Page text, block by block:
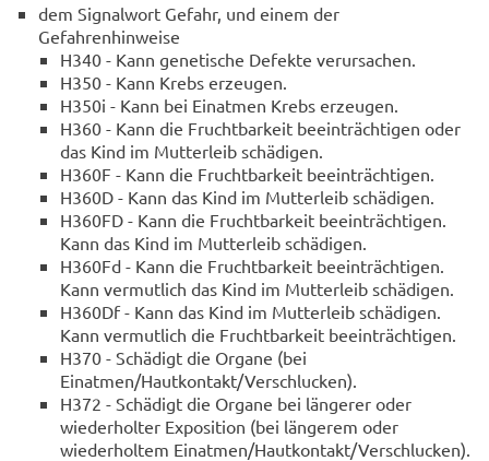
dem Signalwort Gefahr, und einem der
Gefahrenhinweise
H340 - Kann genetische Defekte verursachen.
H350 - Kann Krebs erzeugen.
H350i - Kann bei Einatmen Krebs erzeugen.
H360 - Kann die Fruchtbarkeit beeinträchtigen oder
das Kind im Mutterleib schädigen.
H360F - Kann die Fruchtbarkeit beeinträchtigen.
H360D - Kann das Kind im Mutterleib schädigen.
H360FD - Kann die Fruchtbarkeit beeinträchtigen.
Kann das Kind im Mutterleib schädigen.
H360Fd - Kann die Fruchtbarkeit beeinträchtigen.
Kann vermutlich das Kind im Mutterleib schädigen.
H360Df - Kann das Kind im Mutterleib schädigen.
Kann vermutlich die Fruchtbarkeit beeinträchtigen.
H370 - Schädigt die Organe (bei
Einatmen/Hautkontakt/Verschlucken).
H372 - Schädigt die Organe bei längerer oder
wiederholter Exposition (bei längerem oder
wiederholtem Einatmen/Hautkontakt/Verschlucken).